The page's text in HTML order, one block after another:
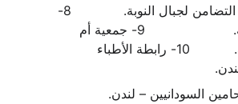
      7- رابطة التضامن لجبال النوبة.             8-
الرابطة النوبية.                      9- جمعية أم
درمان الخيرية.           10- رابطة الأطباء
السودانيين – لندن.